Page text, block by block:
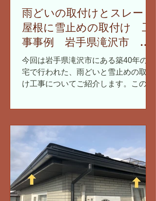
雨どいの取付けとスレート
屋根に雪止めの取付け 工
事事例 岩手県滝沢市 急
勾配屋根
今回は岩手県滝沢市にある築40年の住
宅で行われた、雨どいと雪止めの取付
け工事についてご紹介します。この家
そこに新しい雨どいと雪止めを設置す